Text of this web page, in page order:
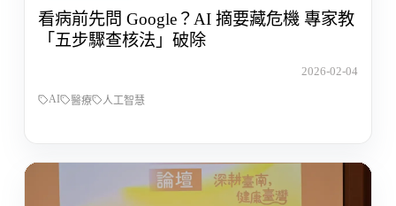
看病前先問 Google？AI 摘要藏危機 專家教
「五步驟查核法」破除
2026-02-04
AI 醫療 人工智慧